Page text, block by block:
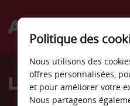
Welcome
AvisLocation de
Politique des
Nous utilisons des
offres personnalisées,
et pour améliorer votre
Nous partageons